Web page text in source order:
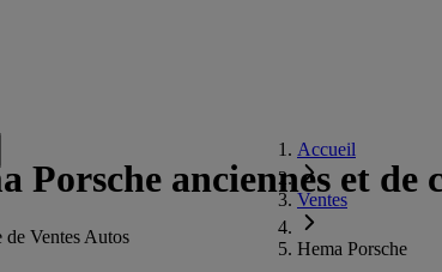
Accueil
Ventes
Hema Porsche
Porsche anciennes et de
de Ventes Autos